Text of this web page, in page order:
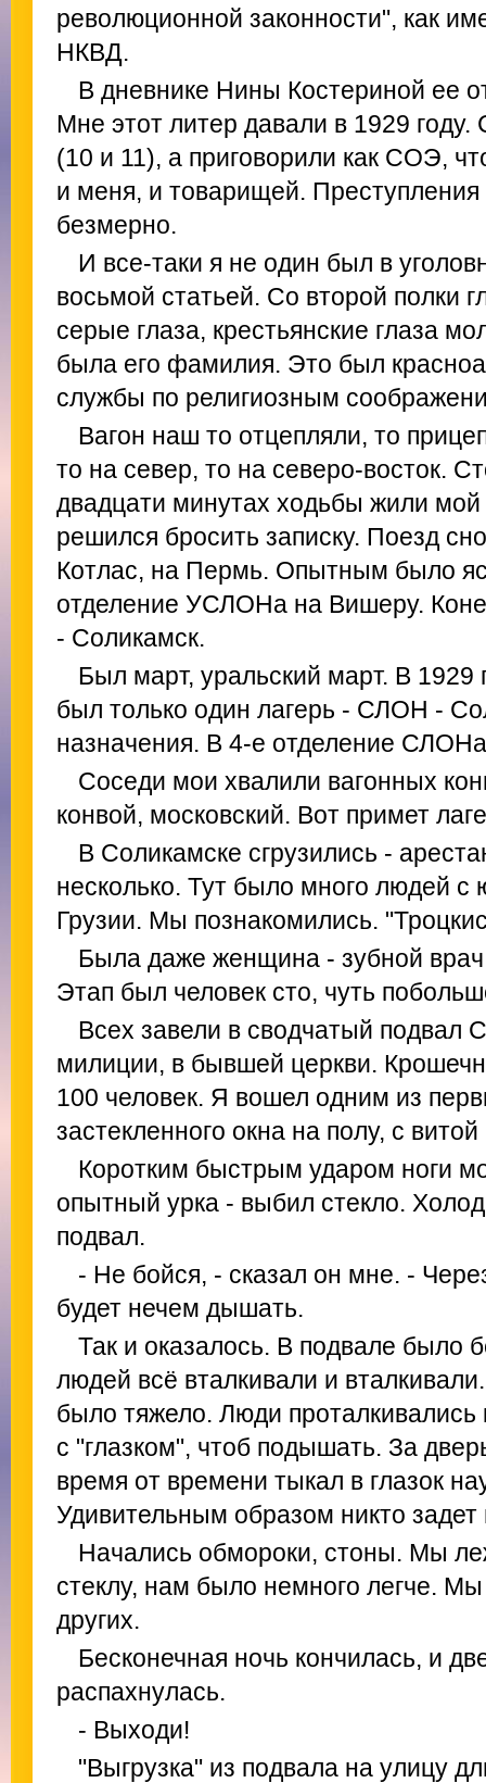
революционной законности", как
НКВД.
В дневнике Нины Костериной ее
Мне этот литер давали в 1929
(10 и 11), а приговорили как СОЭ,
и меня, и товарищей.
безмерно.
И все-таки я не один был в
восьмой статьей. Со второй полки
серые глаза, крестьянские глаза
была его фамилия. Это был
службы по религиозным
Вагон наш то отцепляли, то
то на север, то на северо-восток.
двадцати минутах ходьбы жили
решился бросить записку. Поезд
Котлас, на Пермь. Опытным было
отделение УСЛОНа на Вишеру.
- Соликамск.
Был март, уральский март. В
был только один лагерь - СЛОН -
назначения. В 4-е отделение
Соседи мои хвалили вагонных
конвой, московский. Вот примет
В Соликамске сгрузились -
несколько. Тут было много людей с
Грузии. Мы познакомились.
Была даже женщина - зубной
Этап был человек сто, чуть
Всех завели в сводчатый подвал
милиции, в бывшей церкви.
100 человек. Я вошел одним из
застекленного окна на полу, с
Коротким быстрым ударом ноги
опытный урка - выбил стекло.
подвал.
- Не бойся, - сказал он мне. -
будет нечем дышать.
Так и оказалось. В подвале было
людей всё вталкивали и
было тяжело. Люди проталкивались
с "глазком", чтоб подышать. За
время от времени тыкал в глазок
Удивительным образом никто
Начались обмороки, стоны. Мы
стеклу, нам было немного легче.
других.
Бесконечная ночь кончилась, и
распахнулась.
- Выходи!
"Выгрузка" из подвала на улицу